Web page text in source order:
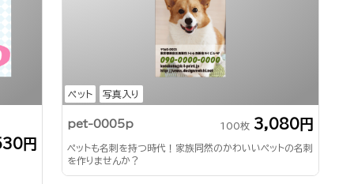
円
ペット 写真入り
pet-0005p 100枚 3,080円
ペットも名刺を持つ時代！家族同然のかわいいペットの名刺
を作りませんか？